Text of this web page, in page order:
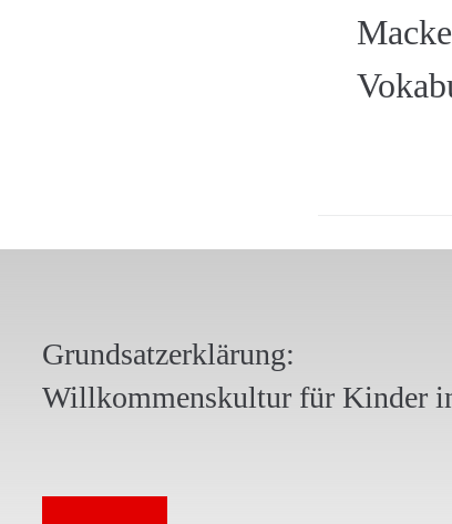
Grundsatzerklärung:
Willkommenskultur für Kinder